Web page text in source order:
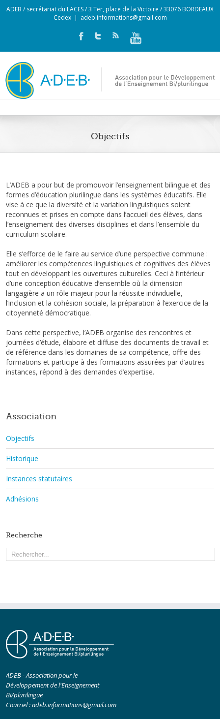
ADEB / secrétariat du LACES / 3 Ter, place de la Victoire / 33076 BORDEAUX
Cedex | adeb.informations@gmail.com
Objectifs
L’ADEB a pour but de promouvoir l’enseignement bilingue et des
formes d’éducation plurilingue dans les systèmes éducatifs. Elle
vise à ce que la diversité et la variation linguistiques soient
reconnues et prises en compte dans l’accueil des élèves, dans
l’enseignement des diverses disciplines et dans l’ensemble du
curriculum scolaire.
Elle s’efforce de le faire au service d’une perspective commune :
améliorer les compétences linguistiques et cognitives des élèves
tout en développant les ouvertures culturelles. Ceci à l’intérieur
d’une conception éducative d’ensemble où la dimension
langagière a un rôle majeur pour la réussite individuelle,
l’inclusion et la cohésion sociale, la préparation à l’exercice de la
citoyenneté démocratique.
Dans cette perspective, l’ADEB organise des rencontres et
journées d’étude, élabore et diffuse des documents de travail et
de référence dans les domaines de sa compétence, offre des
formations et participe à des formations assurées par d’autres
instances, répond à des demandes d’expertise.
Association
Objectifs
Historique
Instances statutaires
Adhésions
Recherche
ADEB - Association pour le
Développement de l'Enseignement
Bi/plurilingue
Courriel :adeb.informations@gmail.com